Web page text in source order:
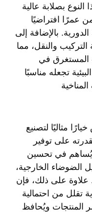
بصلابة عالية
عمرًا افتراضيًا
بالإضافة إلى
والنقل، مما
المستغرق في
تجعله مناسبًا
100 الأبيض خيارًا مثاليًا لتصنيع
على توفير
في تحسين
الضوضاء الخارجية،
علاوة على ذلك، فإن
تقلل من احتمالية
المنتجات ويُحافظ